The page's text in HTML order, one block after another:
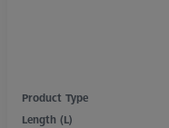
Product Type
Length (L)